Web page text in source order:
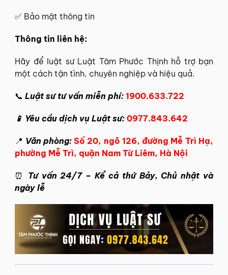
✅ Bảo mật thông tin
Thông tin liên hệ:
Hãy để luật sư Luật Tâm Phước Thịnh hỗ trợ bạn
một cách tận tình, chuyên nghiệp và hiệu quả.
📞 Luật sư tư vấn miễn phí: 1900.633.722
📱 Yêu cầu dịch vụ Luật sư: 0977.843.642
📍 Văn phòng: Số 20, ngõ 126, đường Mễ Trì Hạ,
phường Mễ Trì, quận Nam Từ Liêm, Hà Nội
⏰ Tư vấn 24/7 – Kể cả thứ Bảy, Chủ nhật và
ngày lễ